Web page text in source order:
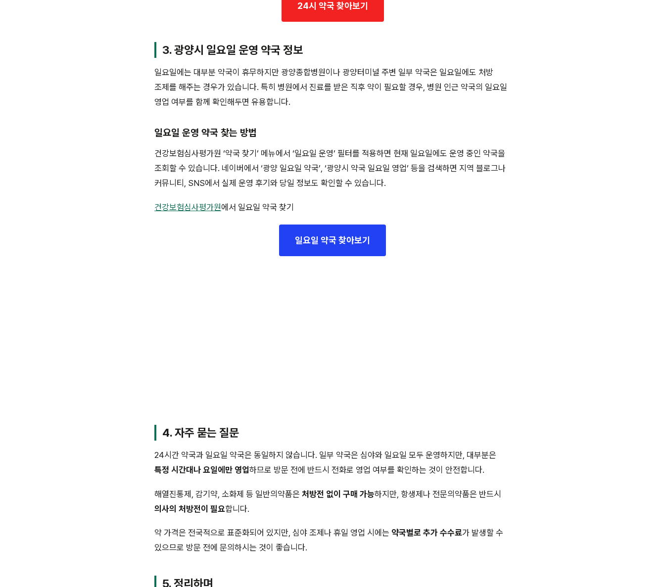
24시 약국 찾아보기
3. 광양시 일요일 운영 약국 정보
일요일에는 대부분 약국이 휴무하지만 광양종합병원이나 광양터미널 주변 일부 약국은 일요일에도 처방
조제를 해주는 경우가 있습니다. 특히 병원에서 진료를 받은 직후 약이 필요할 경우, 병원 인근 약국의 일요일
영업 여부를 함께 확인해두면 유용합니다.
일요일 운영 약국 찾는 방법
건강보험심사평가원 ‘약국 찾기’ 메뉴에서 ‘일요일 운영’ 필터를 적용하면 현재 일요일에도 운영 중인 약국을
조회할 수 있습니다. 네이버에서 ‘광양 일요일 약국’, ‘광양시 약국 일요일 영업’ 등을 검색하면 지역 블로그나
커뮤니티, SNS에서 실제 운영 후기와 당일 정보도 확인할 수 있습니다.
건강보험심사평가원에서 일요일 약국 찾기
일요일 약국 찾아보기
4. 자주 묻는 질문
24시간 약국과 일요일 약국은 동일하지 않습니다. 일부 약국은 심야와 일요일 모두 운영하지만, 대부분은
특정 시간대나 요일에만 영업하므로 방문 전에 반드시 전화로 영업 여부를 확인하는 것이 안전합니다.
해열진통제, 감기약, 소화제 등 일반의약품은 처방전 없이 구매 가능하지만, 항생제나 전문의약품은 반드시
의사의 처방전이 필요합니다.
약 가격은 전국적으로 표준화되어 있지만, 심야 조제나 휴일 영업 시에는 약국별로 추가 수수료가 발생할 수
있으므로 방문 전에 문의하시는 것이 좋습니다.
5. 정리하며